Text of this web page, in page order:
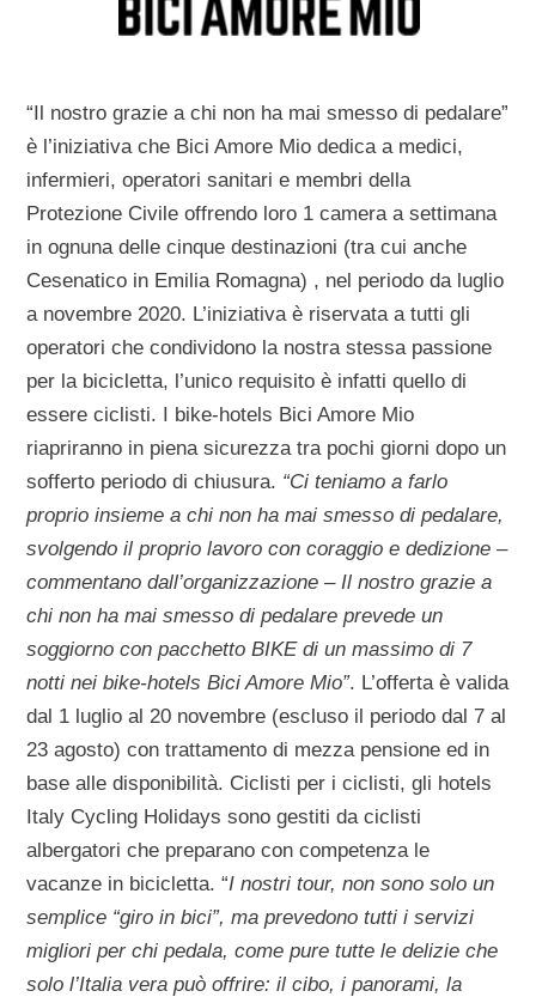
“Il nostro grazie a chi non ha mai smesso di pedalare”
è l’iniziativa che Bici Amore Mio dedica a medici,
infermieri, operatori sanitari e membri della
Protezione Civile offrendo loro 1 camera a settimana
in ognuna delle cinque destinazioni (tra cui anche
Cesenatico in Emilia Romagna) , nel periodo da luglio
a novembre 2020. L’iniziativa è riservata a tutti gli
operatori che condividono la nostra stessa passione
per la bicicletta, l’unico requisito è infatti quello di
essere ciclisti. I bike-hotels Bici Amore Mio
riapriranno in piena sicurezza tra pochi giorni dopo un
sofferto periodo di chiusura. “Ci teniamo a farlo
proprio insieme a chi non ha mai smesso di pedalare,
svolgendo il proprio lavoro con coraggio e dedizione –
commentano dall’organizzazione – Il nostro grazie a
chi non ha mai smesso di pedalare prevede un
soggiorno con pacchetto BIKE di un massimo di 7
notti nei bike-hotels Bici Amore Mio”. L’offerta è valida
dal 1 luglio al 20 novembre (escluso il periodo dal 7 al
23 agosto) con trattamento di mezza pensione ed in
base alle disponibilità. Ciclisti per i ciclisti, gli hotels
Italy Cycling Holidays sono gestiti da ciclisti
albergatori che preparano con competenza le
vacanze in bicicletta. “I nostri tour, non sono solo un
semplice “giro in bici”, ma prevedono tutti i servizi
migliori per chi pedala, come pure tutte le delizie che
solo l’Italia vera può offrire: il cibo, i panorami, la